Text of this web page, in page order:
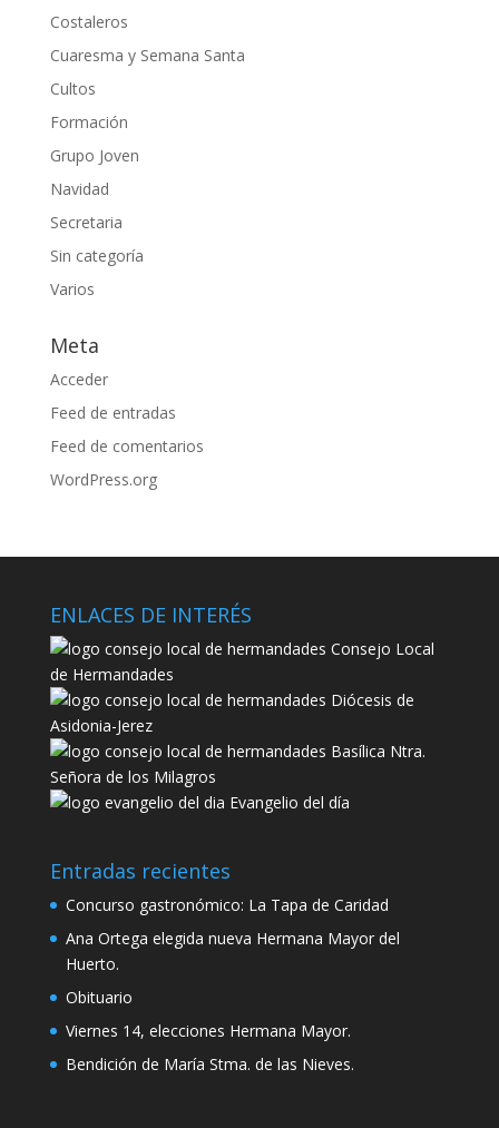
Costaleros
Cuaresma y Semana Santa
Cultos
Formación
Grupo Joven
Navidad
Secretaria
Sin categoría
Varios
Meta
Acceder
Feed de entradas
Feed de comentarios
WordPress.org
ENLACES DE INTERÉS
Consejo Local
de Hermandades
Diócesis de
Asidonia-Jerez
Basílica Ntra.
Señora de los Milagros
Evangelio del día
Entradas recientes
Concurso gastronómico: La Tapa de Caridad
Ana Ortega elegida nueva Hermana Mayor del
Huerto.
Obituario
Viernes 14, elecciones Hermana Mayor.
Bendición de María Stma. de las Nieves.